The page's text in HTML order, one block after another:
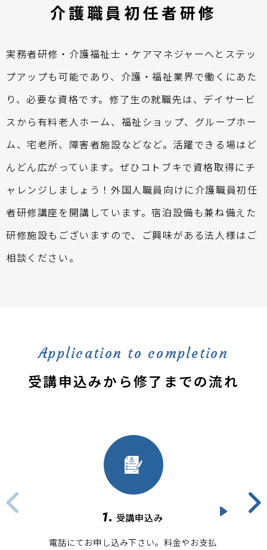
介護職員初任者研修
実務者研修・介護福祉士・ケアマネジャーへとステッ
プアップも可能であり、介護・福祉業界で働くにあた
り、必要な資格です。修了生の就職先は、デイサービ
スから有料老人ホーム、福祉ショップ、グループホー
ム、宅老所、障害者施設などなど。活躍できる場はど
んどん広がっています。ぜひコトブキで資格取得にチ
ャレンジしましょう！外国人職員向けに介護職員初任
者研修講座を開講しています。宿泊設備も兼ね備えた
研修施設もございますので、ご興味がある法人様はご
相談ください。
Application to completion
受講申込みから修了までの流れ
1. 受講申込み
電話にてお申し込み下さい。料金やお支払